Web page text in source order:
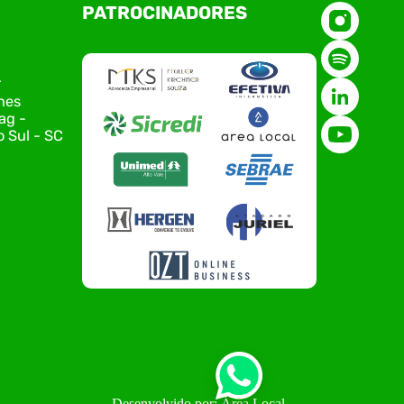
O Polo ACATE-ACIRS, por meio do NIAVI – Núcleo
de Tecnologia da Informação do Alto Vale do
Conexão Tech NIAVI, reunindo empresas de
tecnologia da região para uma noite de
conteúdo estratégico e
de novas iniciativas para o setor.
encontro aconteceu em Rio…
-
Sul - SC
PATROCINADORES